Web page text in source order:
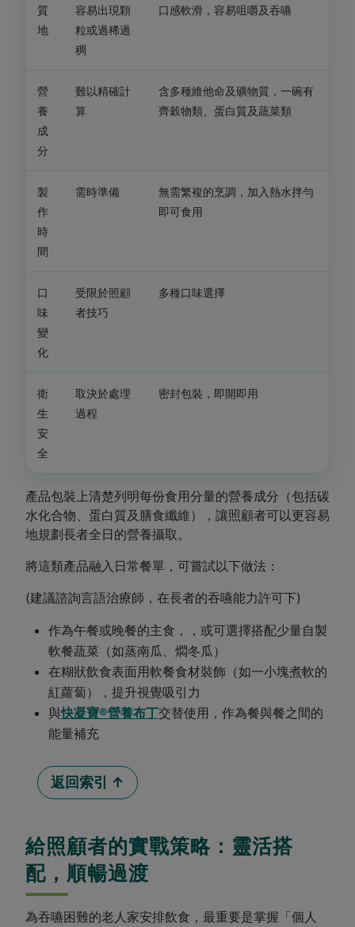
質
地
容易出現顆
粒或過稀過
稠
口感軟滑，容易咀嚼及吞嚥
營
養
成
分
難以精確計
算
含多種維他命及礦物質，一碗有
齊穀物類、蛋白質及蔬菜類
製
作
時
間
需時準備
無需繁複的烹調，加入熱水拌勻
即可食用
口
味
變
化
受限於照顧
者技巧
多種口味選擇
衛
生
安
全
取決於處理
過程
密封包裝，即開即用
產品包裝上清楚列明每份食用分量的營養成分（包括碳
水化合物、蛋白質及膳食纖維），讓照顧者可以更容易
地規劃長者全日的營養攝取。
將這類產品融入日常餐單，可嘗試以下做法：
(建議諮詢言語治療師，在長者的吞嚥能力許可下)
作為午餐或晚餐的主食，，或可選擇搭配少量自製
軟餐蔬菜（如蒸南瓜、燜冬瓜）
在糊狀飲食表面用軟餐食材裝飾（如一小塊煮軟的
紅蘿蔔），提升視覺吸引力
與快凝寶®營養布丁交替使用，作為餐與餐之間的
能量補充
返回索引 ↑
給照顧者的實戰策略：靈活搭
配，順暢過渡
為吞嚥困難的老人家安排飲食，最重要是掌握「個人